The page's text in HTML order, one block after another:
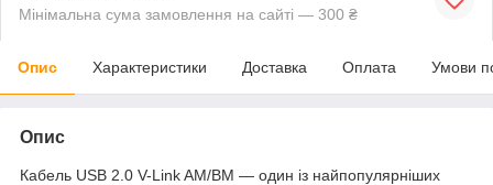
Мінімальна сума замовлення на сайті — 300 ₴
Опис Характеристики Доставка Оплата Умови
Опис
Кабель USB 2.0 V-Link AM/BM — один із найпопулярніших